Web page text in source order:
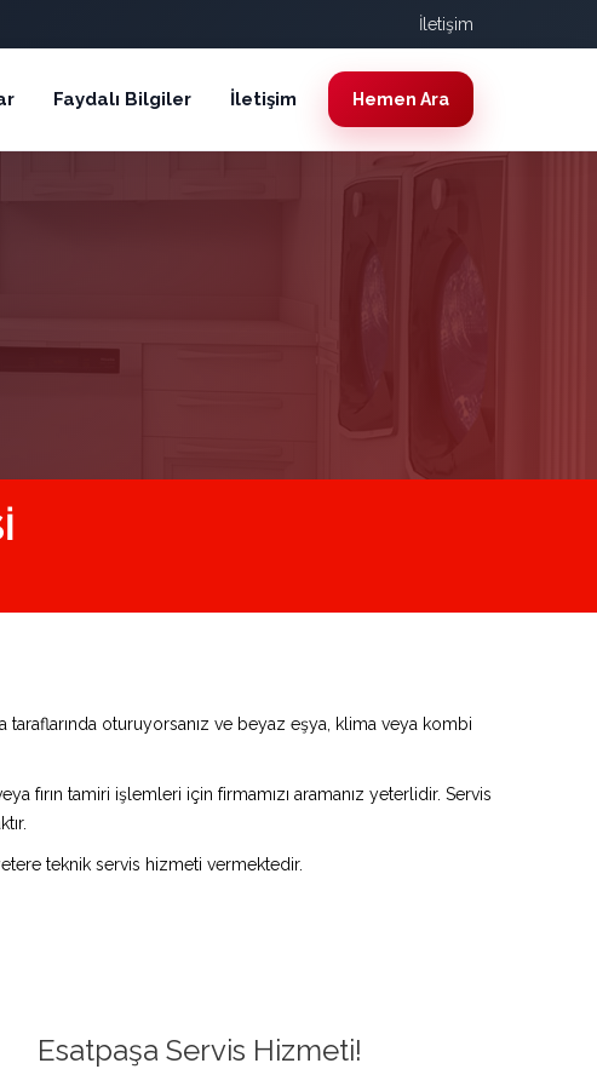
İletişim
Faydalı Bilgiler İletişim Hemen Ara
oturuyorsanız ve beyaz eşya, klima veya kombi
fırın tamiri işlemleri için firmamızı aramanız yeterlidir. Servis
teknik servis hizmeti vermektedir.
Esatpaşa Servis Hizmeti!